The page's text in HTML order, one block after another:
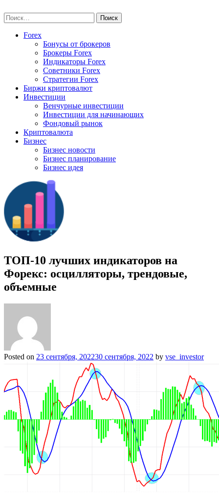
to
content
Найти:
Forex
Бонусы от брокеров
Брокеры Forex
Индикаторы Forex
Советники Forex
Стратегии Forex
Биржи криптовалют
Инвестиции
Венчурные инвестиции
Инвестиции для начинающих
Фондовый рынок
Криптовалюта
Бизнес
Бизнес новости
Бизнес планирование
Бизнес идея
ТОП-10 лучших индикаторов на
Форекс: осцилляторы, трендовые,
объемные
Posted on 23 сентября, 202230 сентября, 2022 by vse_investor